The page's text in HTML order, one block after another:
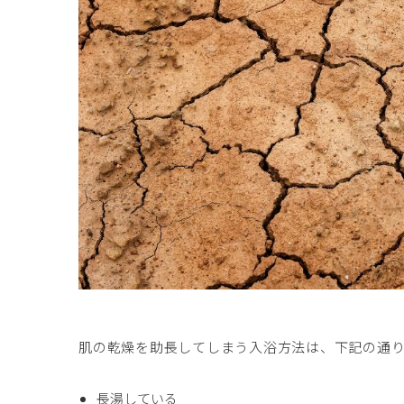
肌の乾燥を助長してしまう入浴方法は、下記の通
長湯している